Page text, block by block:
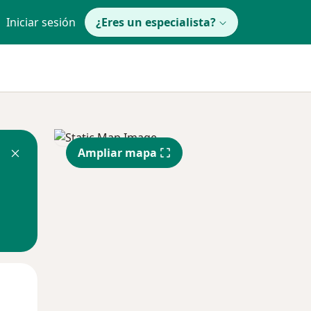
Iniciar sesión ¿Eres un especialista?
Ampliar mapa